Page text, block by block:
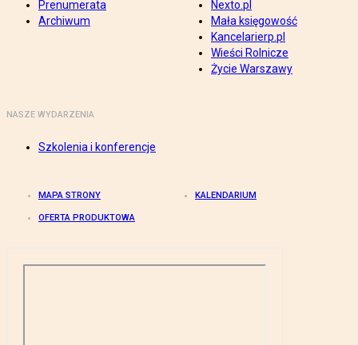
Prenumerata
Archiwum
Nexto.pl
Mała księgowość
Kancelarierp.pl
Wieści Rolnicze
Życie Warszawy
NASZE WYDARZENIA
Szkolenia i konferencje
MAPA STRONY KALENDARIUM
OFERTA PRODUKTOWA